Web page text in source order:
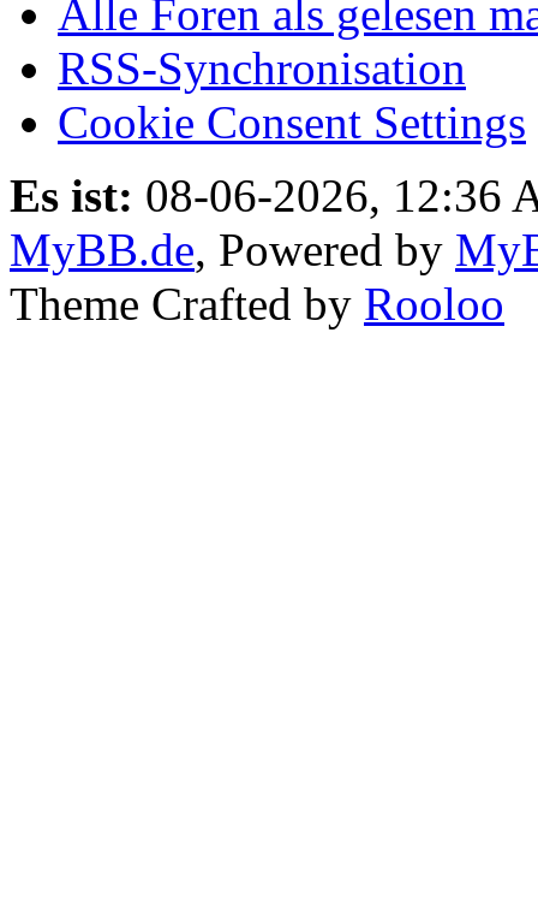
Alle Foren als gelesen
RSS-Synchronisation
Cookie Consent Settings
Es ist: 08-06-2026, 12:36
MyBB.de, Powered by
Theme Crafted by Rooloo